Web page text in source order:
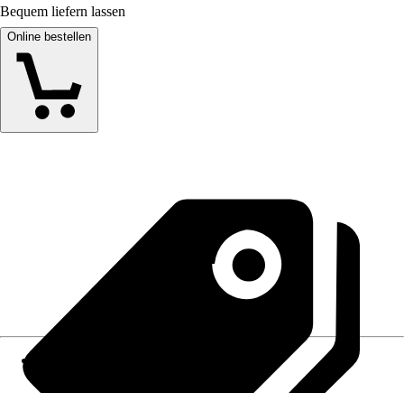
Bequem liefern lassen
Online bestellen